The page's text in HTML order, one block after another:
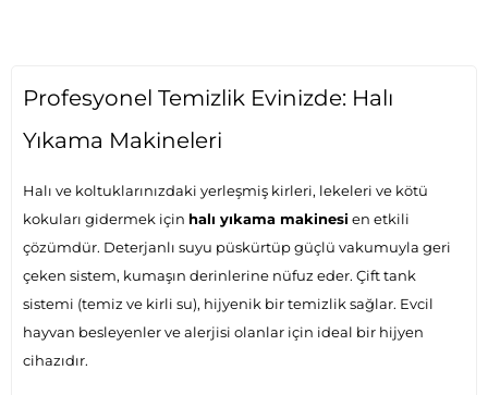
Profesyonel Temizlik Evinizde: Halı
Yıkama Makineleri
Halı ve koltuklarınızdaki yerleşmiş kirleri, lekeleri ve kötü
kokuları gidermek için halı yıkama makinesi en etkili
çözümdür. Deterjanlı suyu püskürtüp güçlü vakumuyla geri
çeken sistem, kumaşın derinlerine nüfuz eder. Çift tank
sistemi (temiz ve kirli su), hijyenik bir temizlik sağlar. Evcil
hayvan besleyenler ve alerjisi olanlar için ideal bir hijyen
cihazıdır.